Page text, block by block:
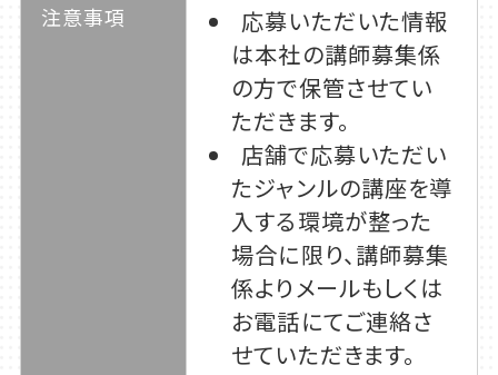
注意事項
応募いただいた情報
は本社の講師募集係
の方で保管させてい
ただきます。
店舗で応募いただい
たジャンルの講座を導
入する環境が整った
場合に限り、講師募集
係よりメールもしくは
お電話にてご連絡さ
せていただきます。